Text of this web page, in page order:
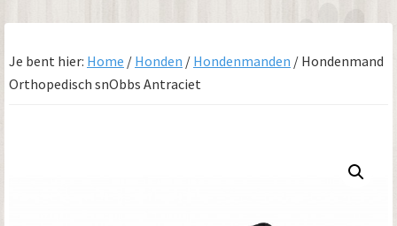
Je bent hier: Home / Honden / Hondenmanden / Hondenmand
Orthopedisch snObbs Antraciet